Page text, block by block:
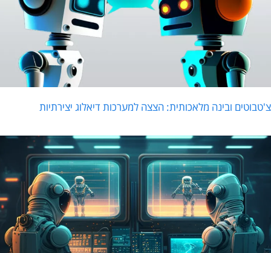
ובינה מלאכותית: הצצה למערכות דיאלוג יצירתיות